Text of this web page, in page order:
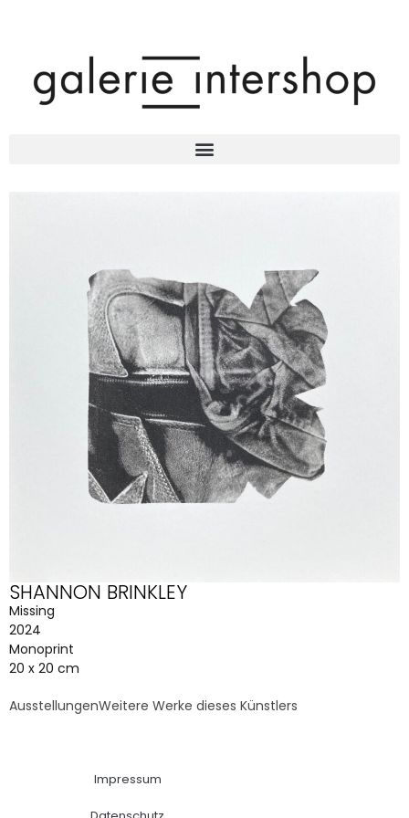
SHANNON BRINKLEY
Missing
2024
Monoprint
20 x 20 cm
AusstellungenWeitere Werke dieses Künstlers
Impressum